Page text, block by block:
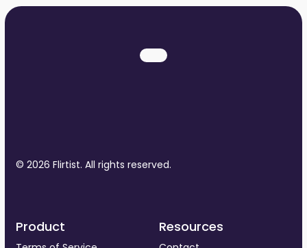
© 2026 Flirtist. All rights reserved.
Product Resources